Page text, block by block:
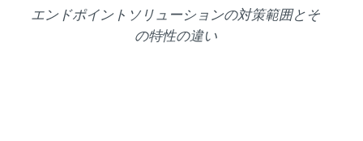
エンドポイントソリューションの対策範囲とそ
の特性の違い